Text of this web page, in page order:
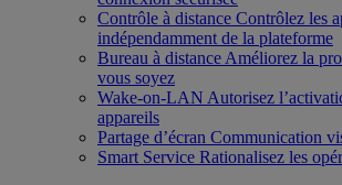
Contrôle à distance Contrôlez les
indépendamment de la plateforme
Bureau à distance Améliorez la
vous soyez
Wake-on-LAN Autorisez
appareils
Partage d’écran Communication
Smart Service Rationalisez les